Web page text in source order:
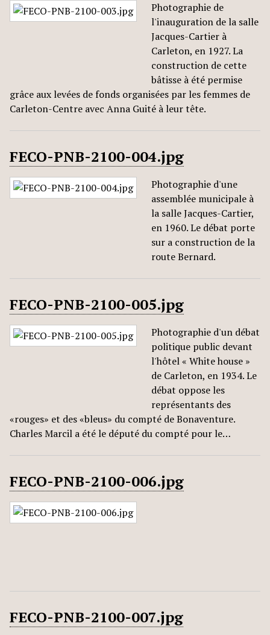
Photographie de
l'inauguration de la salle
Jacques-Cartier à
Carleton, en 1927. La
construction de cette
bâtisse à été permise
grâce aux levées de fonds organisées par les femmes de
Carleton-Centre avec Anna Guité à leur tête.
FECO-PNB-2100-004.jpg
Photographie d'une
assemblée municipale à
la salle Jacques-Cartier,
en 1960. Le débat porte
sur a construction de la
route Bernard.
FECO-PNB-2100-005.jpg
Photographie d'un débat
politique public devant
l'hôtel « White house »
de Carleton, en 1934. Le
débat oppose les
représentants des
«rouges» et des «bleus» du compté de Bonaventure.
Charles Marcil a été le député du compté pour le…
FECO-PNB-2100-006.jpg
FECO-PNB-2100-007.jpg